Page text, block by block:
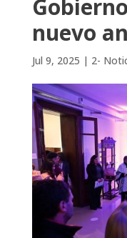
nuevo
Jul 9, 2025 | 2-